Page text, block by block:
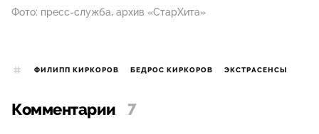
Фото: пресс-служба, архив «СтарХита»
ФИЛИПП КИРКОРОВ БЕДРОС КИРКОРОВ ЭКСТРАСЕНСЫ
Комментарии 7